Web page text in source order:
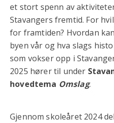
et stort spenn av
Stavangers fremtid. For
for framtiden? Hvordan
byen vår og hva slags
som vokser opp i
2025 hører til under
hovedtema Omslag.
Gjennom skoleåret 2024